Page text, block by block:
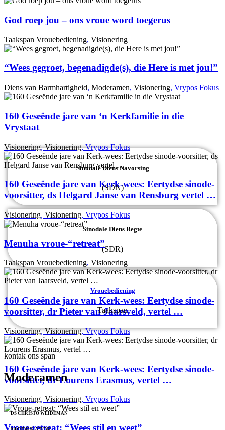
God roep jou – ons vroue word toegerus
Taakspan Vrouebediening, Visionering
“Wees gegroet, begenadigde(s), die Here is met jou!”
Diens van Barmhartigheid, Moderamen, Visionering, Vrypos Fokus
160 Geseënde jare van ‘n Kerkfamilie in die
Vrystaat
Visionering,Visionering,Vrypos Fokus
160 Geseënde jare van Kerk-wees: Eertydse sinode-
voorsitter, ds Helgard Janse van Rensburg vertel …
Visionering, Visionering, Vrypos Fokus
Menuha vroue-“retreat”
Taakspan Vrouebediening, Visionering
160 Geseënde jare van Kerk-wees: Eertydse sinode-
voorsitter, dr Pieter van Jaarsveld, vertel …
Visionering,Visionering,Vrypos Fokus
160 Geseënde jare van Kerk-wees: Eertydse sinode-
voorsitter, dr Lourens Erasmus, vertel …
Visionering, Visionering, Vrypos Fokus
Vroue-retreat: “Wees stil en weet”
Sinodale Diens Navorsing
(SDN)
Sinodale Diens Regte
(SDR)
Vrouebediening
Taakspan
kontak ons span
Moderamen
DS CHRISTO WEIDEMAN